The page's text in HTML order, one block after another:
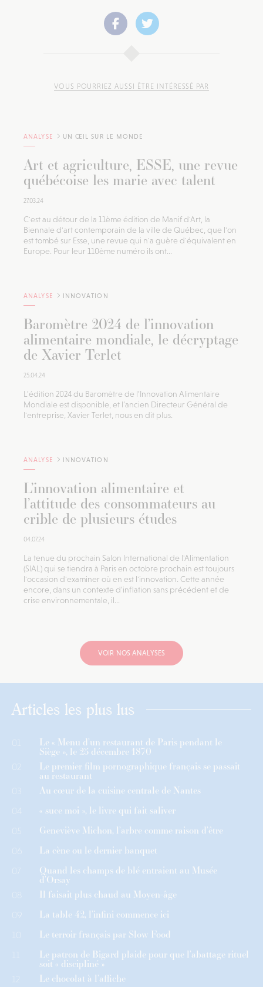
VOUS POURRIEZ AUSSI ÊTRE INTÉRESSÉ PAR
ANALYSE UN ŒIL SUR LE MONDE
Art et agriculture, ESSE, une revue
québécoise les marie avec talent
27.03.24
C'est au détour de la 11ème édition de Manif d'Art, la
Biennale d'art contemporain de la ville de Québec, que l'on
est tombé sur Esse, une revue qui n'a guère d'équivalent en
Europe. Pour leur 110ème numéro ils ont...
ANALYSE INNOVATION
Baromètre 2024 de l’innovation
alimentaire mondiale, le décryptage
de Xavier Terlet
25.04.24
L’édition 2024 du Baromètre de l’Innovation Alimentaire
Mondiale est disponible, et l’ancien Directeur Général de
l'entreprise, Xavier Terlet, nous en dit plus.
ANALYSE INNOVATION
L’innovation alimentaire et
l’attitude des consommateurs au
crible de plusieurs études
04.07.24
La tenue du prochain Salon International de l'Alimentation
(SIAL) qui se tiendra à Paris en octobre prochain est toujours
l'occasion d'examiner où en est l'innovation. Cette année
encore, dans un contexte d’inflation sans précédent et de
crise environnementale, il...
VOIR NOS ANALYSES
Articles les plus lus
01 Le « Menu d’un restaurant de Paris pendant le
Siège », le 25 décembre 1870
Le premier film pornographique français se passait
au restaurant
03 Au cœur de la cuisine centrale de Nantes
04 « suce moi », le livre qui fait saliver
05 Geneviève Michon, l’arbre comme raison d’être
06 La cène ou le dernier banquet
07 Quand les champs de blé entraient au Musée
d’Orsay
08 Il faisait plus chaud au Moyen-âge
09 La table 42, l’infini commence ici
10 Le terroir français par Slow Food
11 Le patron de Bigard plaide pour que l’abattage rituel
soit « discipliné »
12 Le chocolat à l’affiche